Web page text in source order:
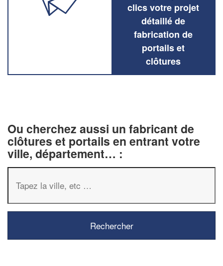
clics votre projet
détaillé de
fabrication de
portails et
clôtures
Ou cherchez aussi un fabricant de
clôtures et portails en entrant votre
ville, département… :